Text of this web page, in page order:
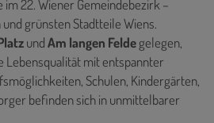
22. Wiener Gemeindebezirk –
grünsten Stadtteile Wiens.
undAm langen Feldegelegen,
Lebensqualität mit entspannter
Schulen, Kindergärten,
befinden sich in unmittelbarer